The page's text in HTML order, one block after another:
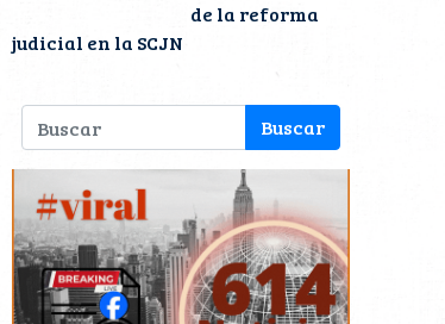
de la reforma
judicial en la SCJN